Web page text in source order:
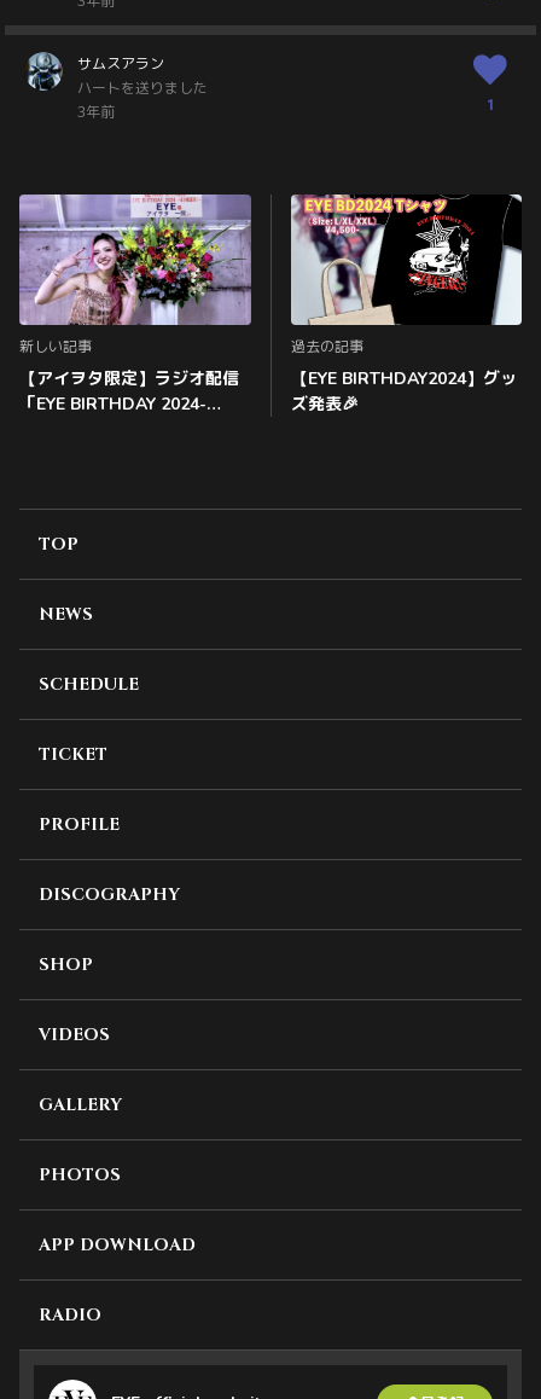
サムスアラン
ハートを送りました
3年前
1
新しい記事
【アイヲタ限定】ラジオ配信
「EYE BIRTHDAY 2024-
過去の記事
【EYE BIRTHDAY2024】グッ
ズ発表🎉
TOP
NEWS
SCHEDULE
TICKET
PROFILE
DISCOGRAPHY
SHOP
VIDEOS
GALLERY
PHOTOS
APP DOWNLOAD
RADIO